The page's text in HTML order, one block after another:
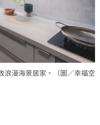
漫海景居家。（圖／幸福空